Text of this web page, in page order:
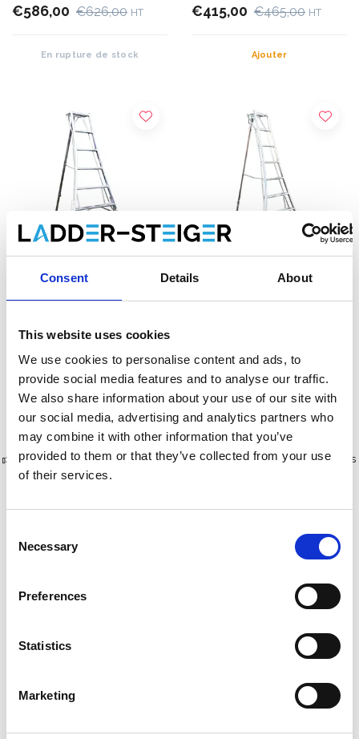
Consent Details About
This website uses cookies
We use cookies to personalise content and ads, to
provide social media features and to analyse our traffic.
We also share information about your use of our site with
our social media, advertising and analytics partners who
may combine it with other information that you’ve
provided to them or that they’ve collected from your use
of their services.
Selection
Necessary
Preferences
Statistics
Marketing
€586,00 €626,00 HT
En rupture de stock
€415,00 €465,00 HT
Ajouter
Vultur échelle tripode 180
€335,00 €380,00 HT
Ajouter
€319,00 €366,00
Ajouter
Plus de 10 000 clients satisfaits
Livraison gratuite aux Pays-Bas
Vultur échelle tripode 180